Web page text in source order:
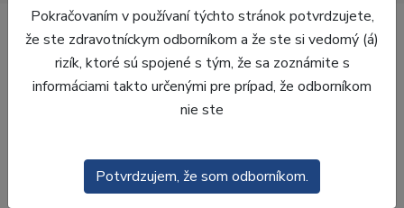
Pokračovaním v používaní týchto stránok potvrdzujete,
že ste zdravotníckym odborníkom a že ste si vedomý (á)
rizík, ktoré sú spojené s tým, že sa zoznámite s
informáciami takto určenými pre prípad, že odborníkom
nie ste
Potvrdzujem, že som odborníkom.